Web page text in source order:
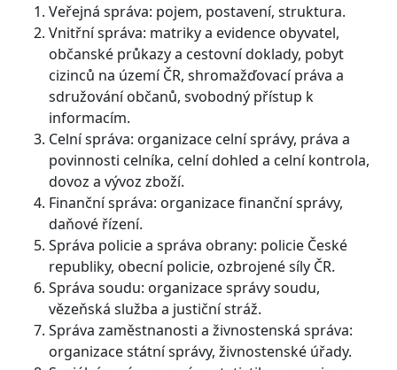
Veřejná správa: pojem, postavení, struktura.
Vnitřní správa: matriky a evidence obyvatel,
občanské průkazy a cestovní doklady, pobyt
cizinců na území ČR, shromažďovací práva a
sdružování občanů, svobodný přístup k
informacím.
Celní správa: organizace celní správy, práva a
povinnosti celníka, celní dohled a celní kontrola,
dovoz a vývoz zboží.
Finanční správa: organizace finanční správy,
daňové řízení.
Správa policie a správa obrany: policie České
republiky, obecní policie, ozbrojené síly ČR.
Správa soudu: organizace správy soudu,
vězeňská služba a justiční stráž.
Správa zaměstnanosti a živnostenská správa:
organizace státní správy, živnostenské úřady.